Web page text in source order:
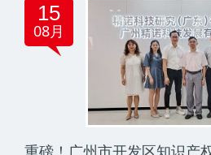
15
08月